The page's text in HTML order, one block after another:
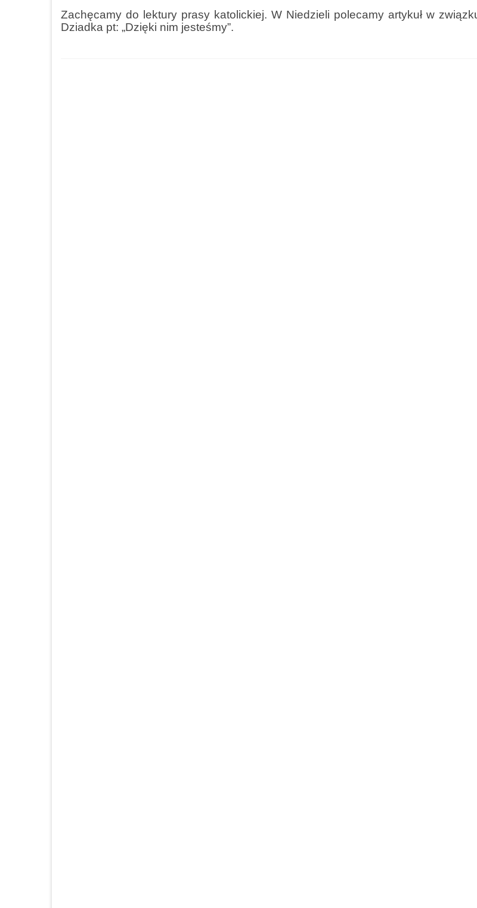
Zachęcamy do lektury prasy katolickiej. W Niedzieli polecamy artykuł w
Dziadka pt: „Dzięki nim jesteśmy”.